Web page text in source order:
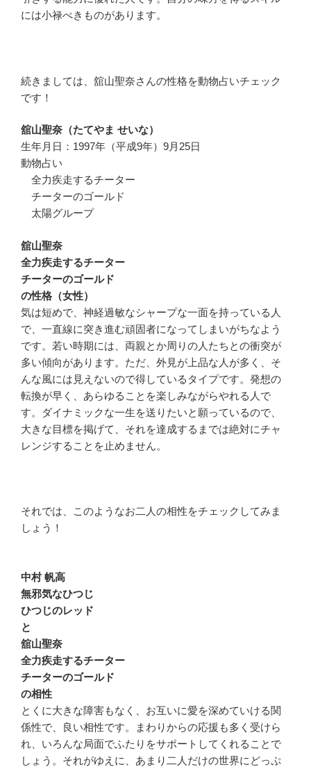
には小禄べきものがあります。
続きましては、舘山聖奈さんの性格を動物占いチェック
です！
舘山聖奈（たてやま せいな）
生年月日：1997年（平成9年）9月25日
動物占い
全力疾走するチーター
チーターのゴールド
太陽グループ
舘山聖奈
全力疾走するチーター
チーターのゴールド
の性格（女性）
気は短めで、神経過敏なシャープな一面を持っている人
で、一直線に突き進む頑固者になってしまいがちなよう
です。若い時期には、両親とか周りの人たちとの衝突が
多い傾向があります。ただ、外見が上品な人が多く、そ
んな風には見えないので得しているタイプです。発想の
転換が早く、あらゆることを楽しみながらやれる人で
す。ダイナミックな一生を送りたいと願っているので、
大きな目標を掲げて、それを達成するまでは絶対にチャ
レンジすることを止めません。
それでは、このようなお二人の相性をチェックしてみま
しょう！
中村 帆高
無邪気なひつじ
ひつじのレッド
と
舘山聖奈
全力疾走するチーター
チーターのゴールド
の相性
とくに大きな障害もなく、お互いに愛を深めていける関
係性で、良い相性です。まわりからの応援も多く受けら
れ、いろんな局面でふたりをサポートしてくれることで
しょう。それがゆえに、あまり二人だけの世界にどっぷ